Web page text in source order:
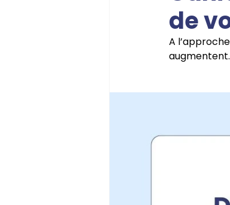
Conduites addictives
de
A